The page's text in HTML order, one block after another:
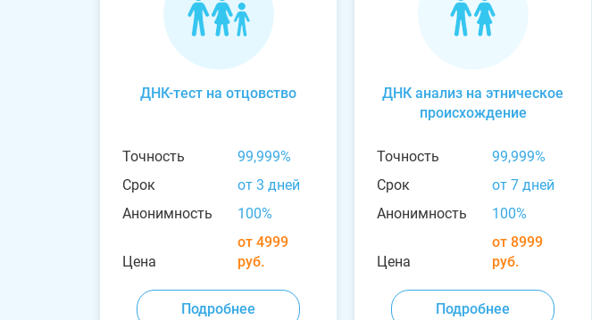
ДНК-тест на отцовство
Точность
99,999%
Срок
от 3 дней
Анонимность
100%
Цена
от 4999
руб.
Подробнее
ДНК анализ на этническое
происхождение
Точность
99,999%
Срок
от 7 дней
Анонимность
100%
Цена
от 8999
руб.
Подробнее